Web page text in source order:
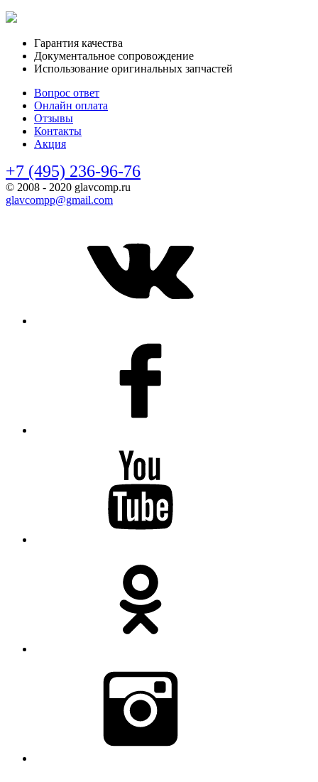
Гарантия качества
Документальное сопровождение
Использование оригинальных запчастей
Вопрос ответ
Онлайн оплата
Отзывы
Контакты
Акция
+7 (495) 236-96-76
© 2008 - 2020 glavcomp.ru
glavcompp@gmail.com